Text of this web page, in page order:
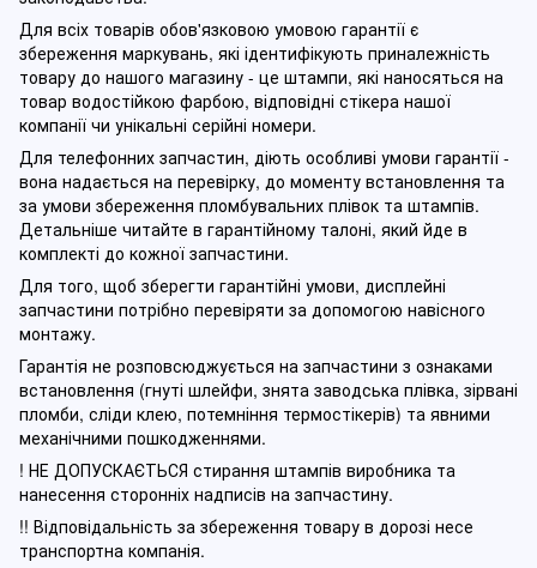
Для всіх товарів обов'язковою умовою гарантії є
збереження маркувань, які ідентифікують приналежність
товару до нашого магазину - це штампи, які наносяться на
товар водостійкою фарбою, відповідні стікера нашої
компанії чи унікальні серійні номери.
Для телефонних запчастин, діють особливі умови гарантії -
вона надається на перевірку, до моменту встановлення та
за умови збереження пломбувальних плівок та штампів.
Детальніше читайте в гарантійному талоні, який йде в
комплекті до кожної запчастини.
Для того, щоб зберегти гарантійні умови, дисплейні
запчастини потрібно перевіряти за допомогою навісного
монтажу.
Гарантія не розповсюджується на запчастини з ознаками
встановлення (гнуті шлейфи, знята заводська плівка, зірвані
пломби, сліди клею, потемніння термостікерів) та явними
механічними пошкодженнями.
! НЕ ДОПУСКАЄТЬСЯ стирання штампів виробника та
нанесення сторонніх надписів на запчастину.
!! Відповідальність за збереження товару в дорозі несе
транспортна компанія.